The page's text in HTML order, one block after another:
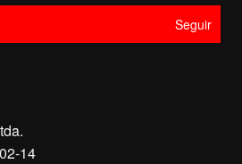
Seguir
14